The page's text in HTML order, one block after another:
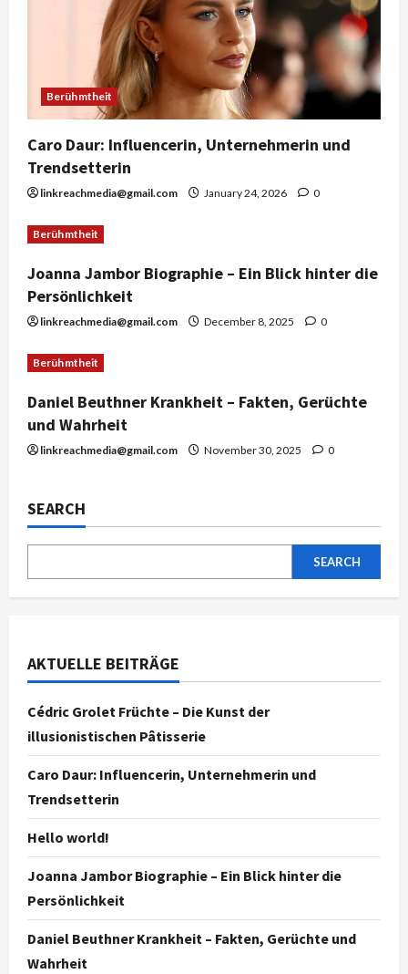
o
n
Berühmtheit
Caro Daur: Influencerin, Unternehmerin und
Trendsetterin
linkreachmedia@gmail.com January 24, 2026 0
Berühmtheit
Joanna Jambor Biographie – Ein Blick hinter die
Persönlichkeit
linkreachmedia@gmail.com December 8, 2025 0
Berühmtheit
Daniel Beuthner Krankheit – Fakten, Gerüchte
und Wahrheit
linkreachmedia@gmail.com November 30, 2025 0
SEARCH
SEARCH
AKTUELLE BEITRÄGE
Cédric Grolet Früchte – Die Kunst der
illusionistischen Pâtisserie
Caro Daur: Influencerin, Unternehmerin und
Trendsetterin
Hello world!
Joanna Jambor Biographie – Ein Blick hinter die
Persönlichkeit
Daniel Beuthner Krankheit – Fakten, Gerüchte und
Wahrheit